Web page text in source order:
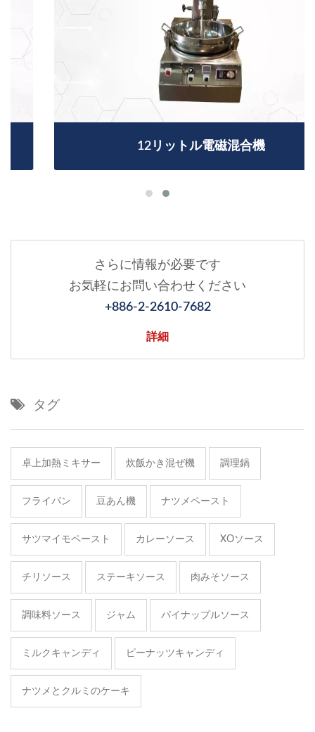
12リットル電磁混合機
さらに情報が必要です
お気軽にお問い合わせください
+886-2-2610-7682
詳細
タグ
卓上加熱ミキサー 炊飯かき混ぜ機 調理鍋
フライパン 豆あん機 ナツメペースト
サツマイモペースト カレーソース XOソース
チリソース ステーキソース 肉みそソース
調味料ソース ジャム パイナップルソース
ミルクキャンディ ピーナッツキャンディ
ナツメとクルミのケーキ